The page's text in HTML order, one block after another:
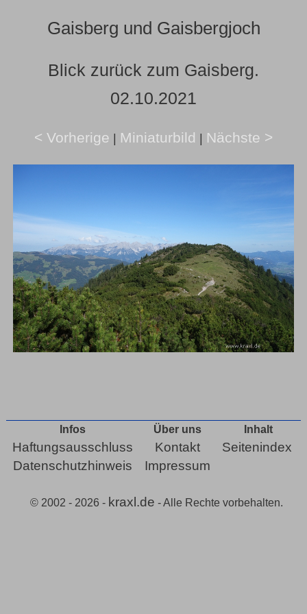
Gaisberg und Gaisbergjoch
Blick zurück zum Gaisberg.
02.10.2021
< Vorherige | Miniaturbild | Nächste >
Infos
Haftungsausschluss
Datenschutzhinweis
Über uns
Kontakt
Impressum
Inhalt
Seitenindex
© 2002 - 2026 - kraxl.de - Alle Rechte vorbehalten.